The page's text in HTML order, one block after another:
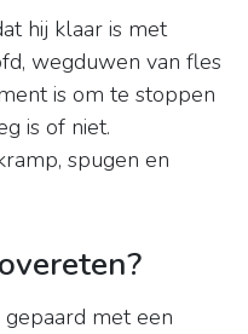
hij klaar is met
wegduwen van fles
is om te stoppen
is of niet.
spugen en
met een